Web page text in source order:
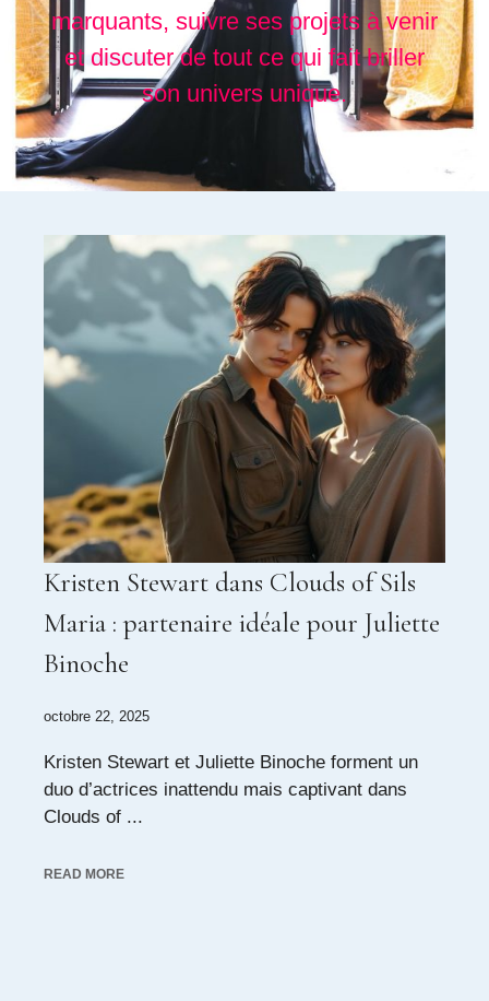
marquants, suivre ses projets à venir
et discuter de tout ce qui fait briller
son univers unique.
Kristen Stewart dans Clouds of Sils
Maria : partenaire idéale pour Juliette
Binoche
octobre 22, 2025
Kristen Stewart et Juliette Binoche forment un
duo d’actrices inattendu mais captivant dans
Clouds of ...
READ MORE